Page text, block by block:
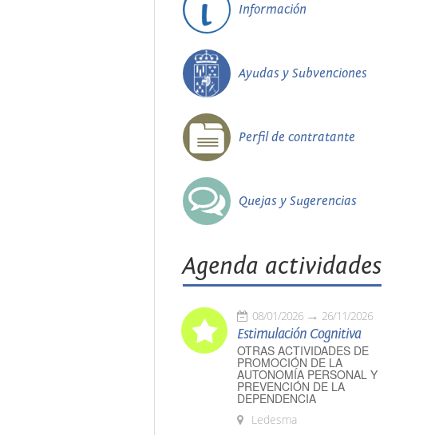
Información
Ayudas y Subvenciones
Perfil de contratante
Quejas y Sugerencias
Agenda actividades
08/01/2026 26/11/2026
Estimulación Cognitiva
OTRAS ACTIVIDADES DE
PROMOCIÓN DE LA
AUTONOMÍA PERSONAL Y
PREVENCIÓN DE LA
DEPENDENCIA
Ledesma